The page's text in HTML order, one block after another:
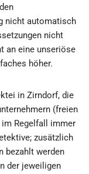
nicht automatisch
nicht
an eine unseriöse
höher.
in Zirndorf, die
(freien
Regelfall immer
zusätzlich
bezahlt werden
der jeweiligen